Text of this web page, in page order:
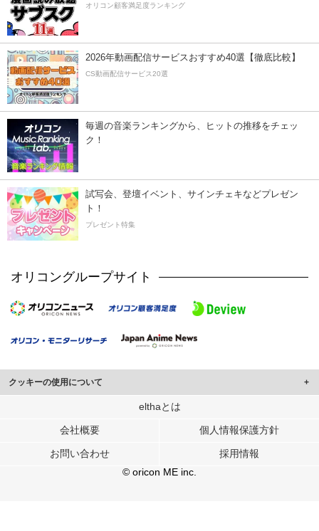
オリコン顧客満足度ランキング
2026年動画配信サービスおすすめ40選【徹底比較】
CS動画配信サービス20選
毎週の音楽ランキングから、ヒットの推移をチェッ
ク！
試写会、登壇イベント、サインチェキなどプレゼン
ト！
プレゼント特集
オリコングループサイト
クッキーの使用について
このサイトでは Cookie を使用して、ユーザーに合わせたコンテンツや広告の
行っています。
メディアや広告配信、データ解析の各パートナーに提供しています。
ユーザーが各パートナーのサービスを使用したときに収集した他の情報を組み
elthaとは
会社概要 個人情報保護方針
お問い合わせ
採用情報
© oricon ME inc.